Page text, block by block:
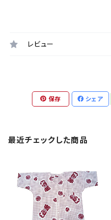
レビュー
保存 シェア
最近チェックした商品